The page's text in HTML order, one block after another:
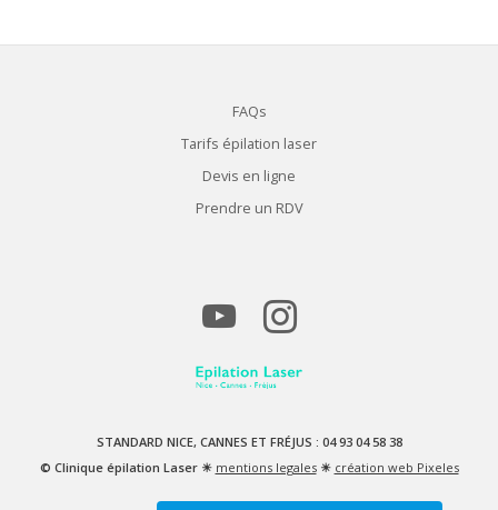
FAQs
Tarifs épilation laser
Devis en ligne
Prendre un RDV
STANDARD NICE, CANNES ET FRÉJUS : 04 93 04 58 38
© Clinique épilation Laser ☀ mentions legales☀ création web Pixeles